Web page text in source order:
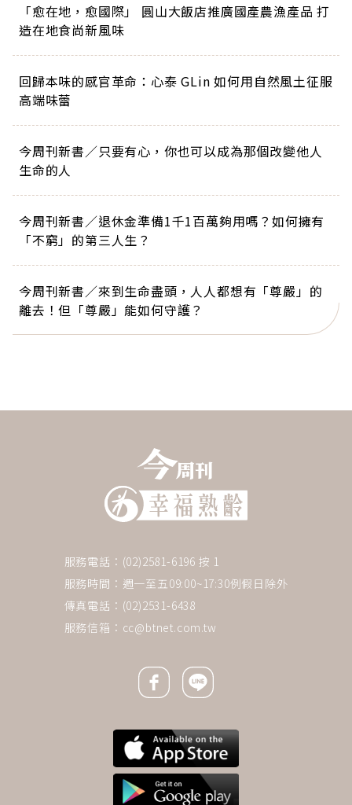
「愈在地，愈國際」 圓山大飯店推廣國產農漁產品 打
造在地食尚新風味
回歸本味的感官革命：心泰 GLin 如何用自然風土征服
高端味蕾
今周刊新書／只要有心，你也可以成為那個改變他人
生命的人
今周刊新書／退休金準備1千1百萬夠用嗎？如何擁有
「不窮」的第三人生？
今周刊新書／來到生命盡頭，人人都想有「尊嚴」的
離去！但「尊嚴」能如何守護？
服務電話：(02)2581-6196 按 1
服務時間：週一至五09:00~17:30例假日除外
傳真電話：(02)2531-6438
服務信箱： cc@btnet.com.tw
Facebook icon
Line icon